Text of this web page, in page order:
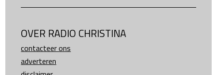
OVER RADIO CHRISTINA
contacteer ons
adverteren